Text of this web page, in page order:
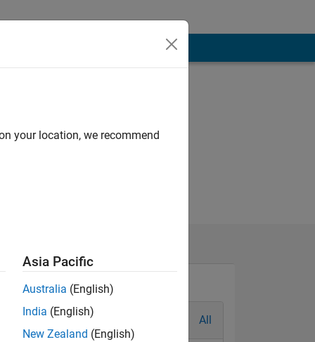
All
your location, we recommend
Asia Pacific
Australia (English)
India (English)
New Zealand (English)